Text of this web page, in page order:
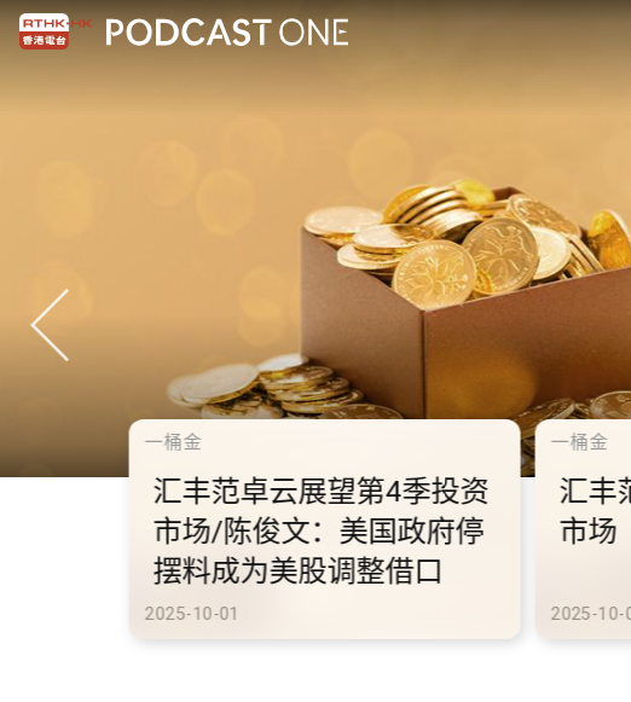
10.2.1 内地国庆假期连中
秋节假期 不少内地旅客到
港旅游
2025-10-02